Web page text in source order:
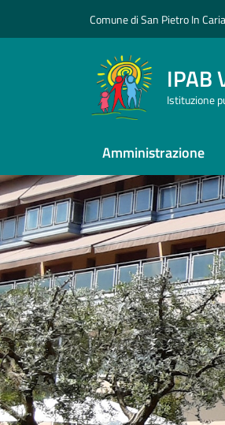
Comune di San Pietro In
IPAB
Istituzione
Amministrazione
IPAB